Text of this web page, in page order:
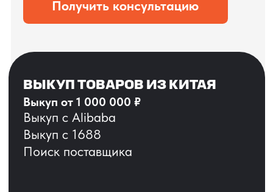
ВАШЕГО АГРЕГАТА
ОСТАВЬТЕ ЗАЯВКУ